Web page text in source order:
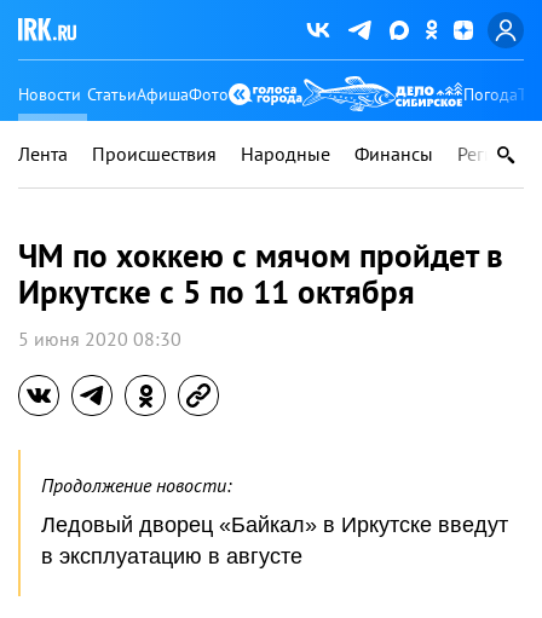
Новости СтатьиАфишаФото Погода
Лента Происшествия Народные Финансы Регионы
ЧМ по хоккею с мячом пройдет в
Иркутске с 5 по 11 октября
5 июня 2020 08:30
Продолжение новости:
Ледовый дворец «Байкал» в Иркутске введут
в эксплуатацию в августе